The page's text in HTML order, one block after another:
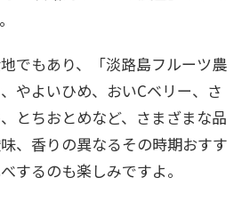
でもあり、「淡路島フルーツ農
やよいひめ、おいCベリー、さ
とちおとめなど、さまざまな品
、香りの異なるその時期おすす
するのも楽しみですよ。